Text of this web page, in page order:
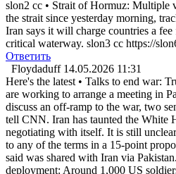
slon2 cc • Strait of Hormuz: Multiple
the strait since yesterday morning,
Iran says it will charge countries a fee
critical waterway. slon3 cc https://
Ответить
Floydaduff 14.05.2026 11:31
Here's the latest • Talks to end war:
are working to arrange a meeting in
discuss an off-ramp to the war, two
tell CNN. Iran has taunted the White
negotiating with itself. It is still
to any of the terms in a 15-point
said was shared with Iran via
deployment: Around 1,000 US